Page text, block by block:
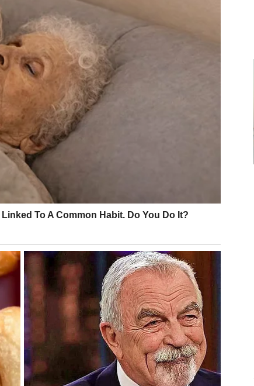
dolazi baš onda kada vam je najpotrebniji.
ideju koja ima potencijal da postane veoma
internetom i radom sa ljudima. Pred
jasnija. Ono što je djelovalo neizvjesno sada dobija
događaja koji vam omogućava mnogo sigurnije
tokom prethodnog perioda. Nadređeni ili važna